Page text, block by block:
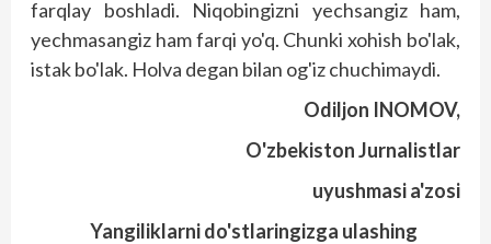
farqlay boshladi. Niqobingizni yechsangiz ham,
yechmasangiz ham farqi yo'q. Chunki xohish bo'lak,
istak bo'lak. Holva degan bilan og'iz chuchimaydi.
Odiljon INOMOV,
O'zbekiston Jurnalistlar
uyushmasi a'zosi
Yangiliklarni do'stlaringizga ulashing